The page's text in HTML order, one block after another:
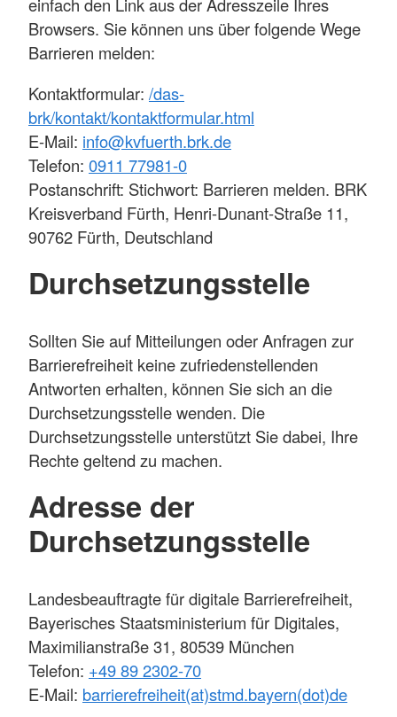
einfach den Link aus der Adresszeile Ihres
Browsers. Sie können uns über folgende Wege
Barrieren melden:
Kontaktformular: /das-
brk/kontakt/kontaktformular.html
E-Mail: info@kvfuerth.brk.de
Telefon: 0911 77981-0
Postanschrift: Stichwort: Barrieren melden. BRK
Kreisverband Fürth, Henri-Dunant-Straße 11,
90762 Fürth, Deutschland
Durchsetzungsstelle
Sollten Sie auf Mitteilungen oder Anfragen zur
Barrierefreiheit keine zufriedenstellenden
Antworten erhalten, können Sie sich an die
Durchsetzungsstelle wenden. Die
Durchsetzungsstelle unterstützt Sie dabei, Ihre
Rechte geltend zu machen.
Adresse der
Durchsetzungsstelle
Landesbeauftragte für digitale Barrierefreiheit,
Bayerisches Staatsministerium für Digitales,
Maximilianstraße 31, 80539 München
Telefon: +49 89 2302-70
E-Mail: barrierefreiheit(at)stmd.bayern(dot)de